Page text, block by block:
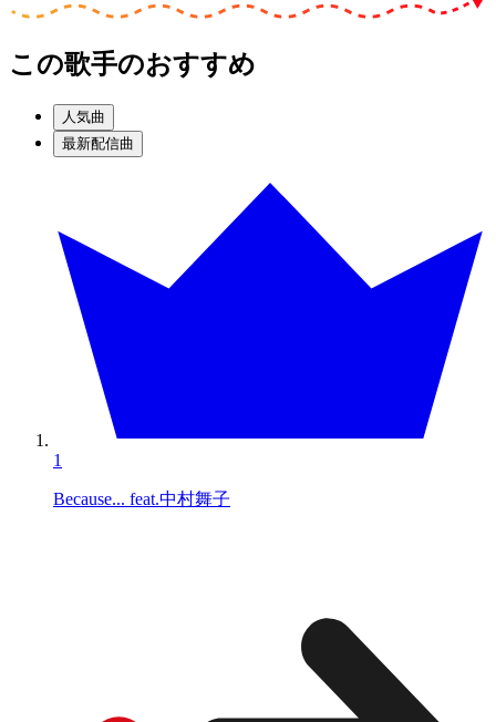
この歌手のおすすめ
人気曲
最新配信曲
1
Because... feat.中村舞子